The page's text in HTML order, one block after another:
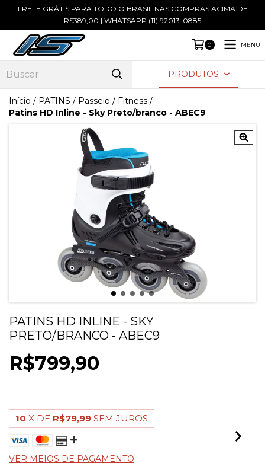
FRETE GRÁTIS PARA TODO O BRASIL NAS COMPRAS ACIMA DE
R$389,00 | WHATSAPP (11) 92013-0885
0 MENU
PRODUTOS
Início / PATINS / Passeio / Fitness /
Patins HD Inline - Sky Preto/branco - ABEC9
PATINS HD INLINE - SKY
PRETO/BRANCO - ABEC9
R$799,90
10 X DE R$79,99 SEM JUROS
VER MEIOS DE PAGAMENTO